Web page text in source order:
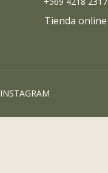
Tienda online
INSTAGRAM